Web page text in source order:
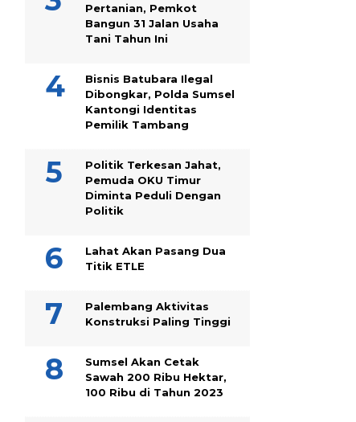
Pertanian, Pemkot
Bangun 31 Jalan Usaha
Tani Tahun Ini
Bisnis Batubara Ilegal
Dibongkar, Polda Sumsel
Kantongi Identitas
Pemilik Tambang
Politik Terkesan Jahat,
Pemuda OKU Timur
Diminta Peduli Dengan
Politik
Lahat Akan Pasang Dua
Titik ETLE
Palembang Aktivitas
Konstruksi Paling Tinggi
Sumsel Akan Cetak
Sawah 200 Ribu Hektar,
100 Ribu di Tahun 2023